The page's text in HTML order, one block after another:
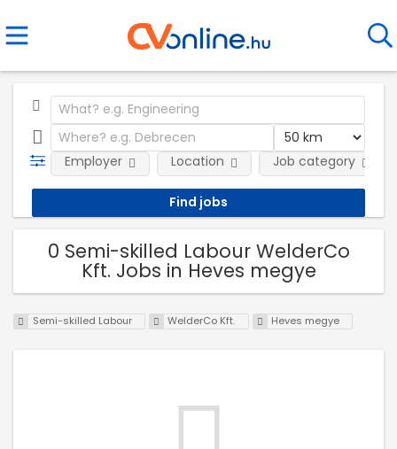
Employer Location Job category
0 Semi-skilled Labour WelderCo
Kft. Jobs in Heves megye
Semi-skilled Labour WelderCo Kft. Heves megye